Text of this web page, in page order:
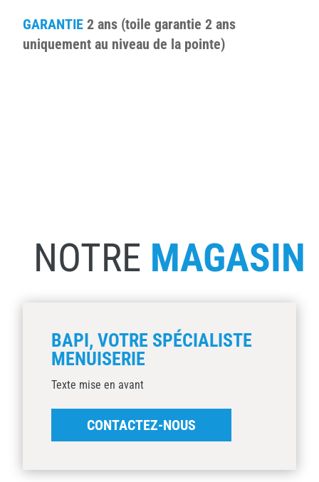
GARANTIE 2 ans (toile garantie 2 ans
uniquement au niveau de la pointe)
NOTRE MAGASIN
BAPI, VOTRE SPÉCIALISTE
MENUISERIE
Texte mise en avant
CONTACTEZ-NOUS